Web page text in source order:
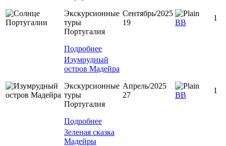
Экскурсионные
туры
Португалия
Подробнее
Сентябрь/2025
19
BB
1
Изумрудный
остров Мадейра
Экскурсионные
туры
Португалия
Подробнее
Апрель/2025
27
ВВ
1
Зеленая сказка
Мадейры